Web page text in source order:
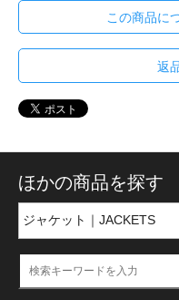
この商品に
返
ほかの商品を探す